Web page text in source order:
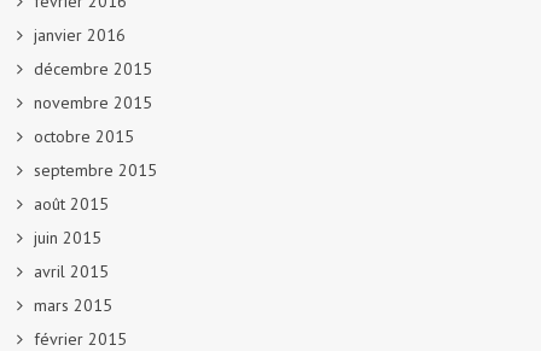
janvier 2016
décembre 2015
novembre 2015
octobre 2015
septembre 2015
août 2015
juin 2015
avril 2015
mars 2015
février 2015